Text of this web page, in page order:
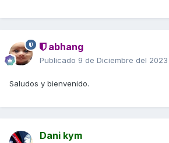
abhang
Publicado 9 de Diciembre del 2023
Saludos y bienvenido.
Dani kym